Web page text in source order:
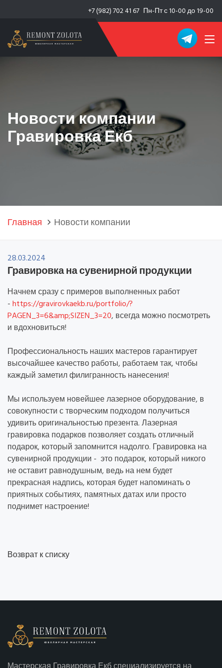
+7 (982) 702 41 67 Пн-Пт с 10-00 до 19-00
Новости компании
Гравировка Екб
Главная Новости компании
28.03.2024
Гравировка на сувенирной продукции
Начнем сразу с примеров выполненных работ
-https://gravirovkaekb.ru/portfolio/?
PAGEN_3=6&amp;SIZEN_3=20, всегда можно посмотреть
и вдохновиться!
Профессиональность наших мастеров гарантирует
высочайшее качество работы, работаем так, чтобы
каждый заметил филигранность нанесения!
Мы используем новейшее лазерное оборудование, в
совокупности с творческим подходом получиться
удивить оригинальностью презента. Лазерная
гравировка подарков позволяет создать отличный
подарок, который запомнится надолго. Гравировка на
сувенирной продукции - это подарок, который никого
не оставит равнодушным, ведь на нем будет
прекрасная надпись, которая будет напоминать о
приятных событиях, памятных датах или просто
поднимет настроение!
Возврат к списку